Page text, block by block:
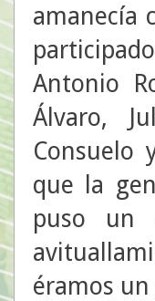
amanecía
Antonio
Álvaro,
Consuelo
que la
puso un
éramos